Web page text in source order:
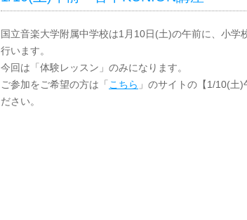
国立音楽大学附属中学校は1 月 10日(土)の午前に、小学
行います。
今回は「体験レッスン」のみになります。
ご参加をご希望の方は「 こちら 」のサイトの【1/10(土)
ださい。